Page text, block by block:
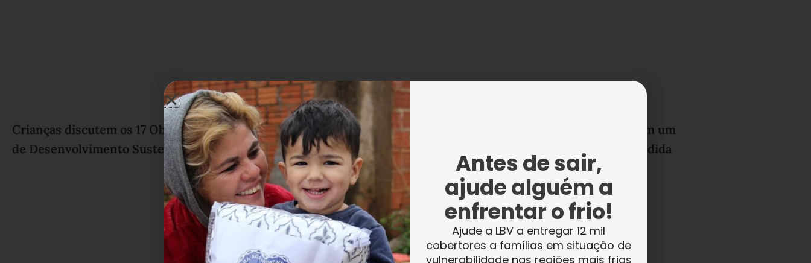
Crianças discutem os 17 Objetivos
de Desenvolvimento Sustentável
Festival Folclórico da LBV explora
expressões culturais do Nordeste
“Vocês me fizeram acreditar em um
futuro melhor”, afirma ex-atendida
Antes de sair,
ajude alguém a
enfrentar o frio!
Ajude a LBV a entregar 12 mil
cobertores a famílias em situação de
vulnerabilidade nas regiões mais frias